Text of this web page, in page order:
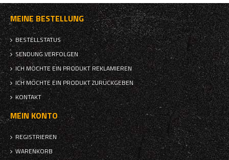
MEINE BESTELLUNG
BESTELLSTATUS
SENDUNG VERFOLGEN
ICH MÖCHTE EIN PRODUKT REKLAMIEREN
ICH MÖCHTE EIN PRODUKT ZURÜCKGEBEN
KONTAKT
MEIN KONTO
REGISTRIEREN
WARENKORB